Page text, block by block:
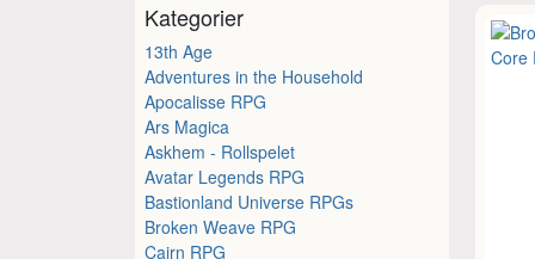
Kategorier
13th Age
Adventures in the Household
Apocalisse RPG
Ars Magica
Askhem - Rollspelet
Avatar Legends RPG
Bastionland Universe RPGs
Broken Weave RPG
Cairn RPG